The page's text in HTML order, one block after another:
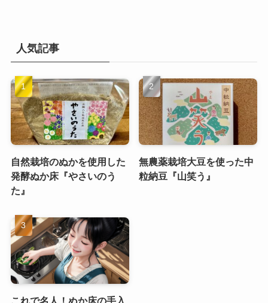
人気記事
自然栽培のぬかを使用した
発酵ぬか床『やさいのう
た』
無農薬栽培大豆を使った中
粒納豆『山笑う』
これで名人！ぬか床の手入